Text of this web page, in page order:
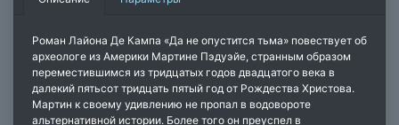
Роман Лайона Де Кампа «Да не опустится тьма» повествует об
археологе из Америки Мартине Пэдуэйе, странным образом
переместившимся из тридцатых годов двадцатого века в
далекий пятьсот тридцать пятый год от Рождества Христова.
Мартин к своему удивлению не пропал в водовороте
альтернативной истории. Более того он преуспел в